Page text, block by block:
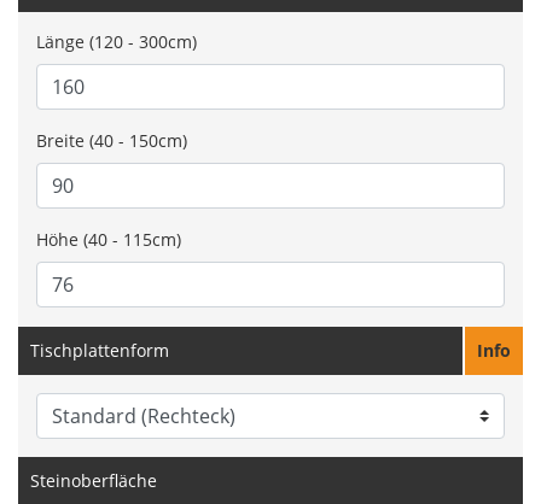
Länge (120 - 300cm)
Breite (40 - 150cm)
Höhe (40 - 115cm)
Tischplattenform Info
Steinoberfläche